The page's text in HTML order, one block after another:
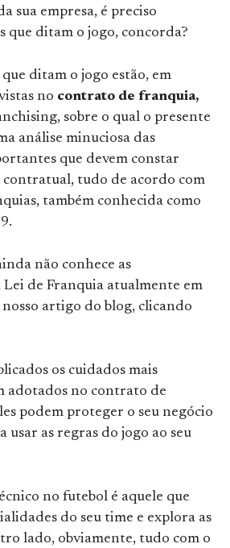
sua empresa, é preciso
que ditam o jogo, concorda?
que ditam o jogo estão, em
no contrato de franquia,
sobre o qual o presente
análise minuciosa das
que devem constar
contratual, tudo de acordo com
também conhecida como
não conhece as
de Franquia atualmente em
artigo do blog, clicando
os cuidados mais
adotados no contrato de
podem proteger o seu negócio
usar as regras do jogo ao seu
no futebol é aquele que
do seu time e explora as
lado, obviamente, tudo com o